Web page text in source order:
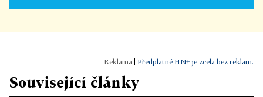
Předplatné HN+ je zcela bez reklam.
Související články